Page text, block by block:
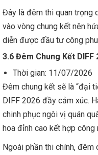
Đây là đêm thi quan trọng
vào vòng chung kết nên
diễn được đầu tư công
3.6 Đêm Chung Kết DIFF
Thời gian: 11/07/2026
Đêm chung kết sẽ là “đại
DIFF 2026 đầy cảm xúc.
chinh phục ngôi vị quán
hoa đỉnh cao kết hợp công
Ngoài phần thi chính, đêm